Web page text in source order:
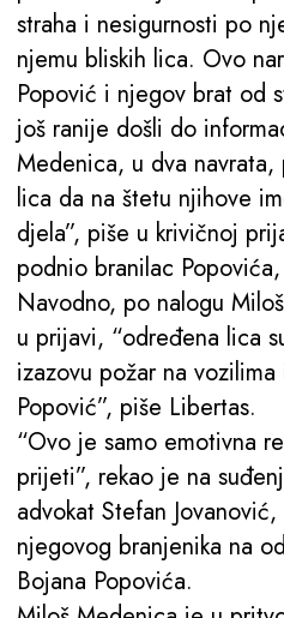
straha i nesigurnosti po
njemu bliskih lica. Ovo
Popović i njegov brat od
još ranije došli do
Medenica, u dva
lica da na štetu njihove
djela”, piše u krivičnoj
podnio branilac
Navodno, po nalogu
u prijavi, “određena lica
izazovu požar na
Popović”, piše Libertas.
“Ovo je samo emotivna
prijeti”, rekao je na
advokat Stefan
njegovog branjenika na
Bojana Popovića.